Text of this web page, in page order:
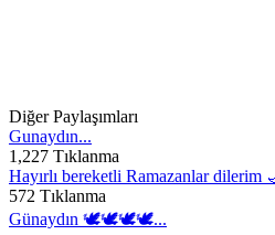
Diğer Paylaşımları
Gunaydın...
1,227 Tıklanma
Hayırlı bereketli Ramazanlar dilerim
572 Tıklanma
Günaydın 🕊️🕊️🕊️🕊️...